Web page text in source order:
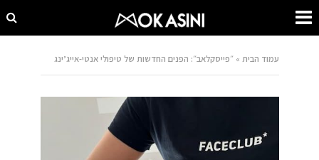
עמוד הבית »״פייסקלאב״: הפנים החדשות של טיפולי אנטי-אייג’ינג